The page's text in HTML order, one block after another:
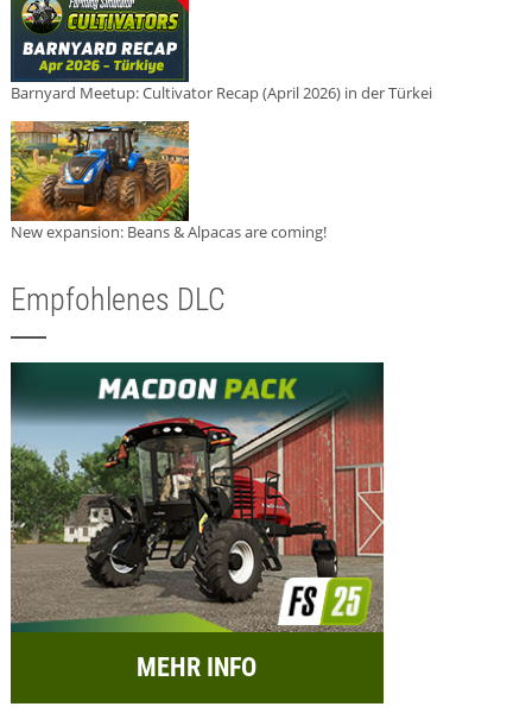
Barnyard Meetup: Cultivator Recap (April 2026) in der Türkei
New expansion: Beans & Alpacas are coming!
Empfohlenes DLC
MEHR INFO